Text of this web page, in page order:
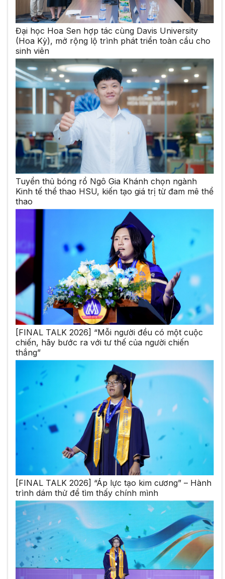
Đại học Hoa Sen hợp tác cùng Davis University
(Hoa Kỳ), mở rộng lộ trình phát triển toàn cầu cho
sinh viên
Tuyển thủ bóng rổ Ngô Gia Khánh chọn ngành
Kinh tế thể thao HSU, kiến tạo giá trị từ đam mê thể
thao
[FINAL TALK 2026] “Mỗi người đều có một cuộc
chiến, hãy bước ra với tư thế của người chiến
thắng”
[FINAL TALK 2026] “Áp lực tạo kim cương” – Hành
trình dám thử để tìm thấy chính mình